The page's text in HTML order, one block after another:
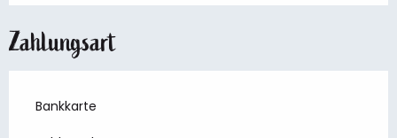
Zahlungsart
Bankkarte